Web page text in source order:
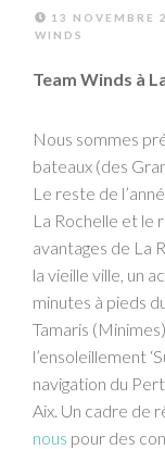
13 NOVEMBRE
WINDS
Team Winds à
Nous sommes
bateaux (des
Le reste de
La Rochelle et le
avantages de La
la vieille ville, un
minutes à pieds
Tamaris
l’ensoleillement
navigation du
Aix. Un cadre de
nous pour des